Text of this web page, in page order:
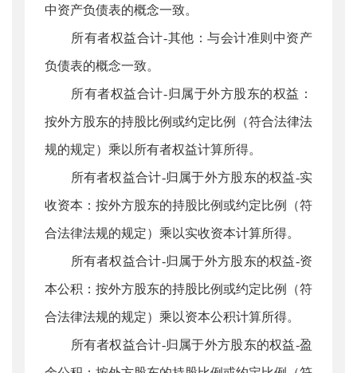
中资产负债表的概念一致。
所有者权益合计-其他：与会计准则中资产
负债表的概念一致。
所有者权益合计-归属于外方股东的权益：
按外方股东的持股比例或约定比例（符合法律法
规的规定）乘以所有者权益计算所得。
所有者权益合计-归属于外方股东的权益-实
收资本：按外方股东的持股比例或约定比例（符
合法律法规的规定）乘以实收资本计算所得。
所有者权益合计-归属于外方股东的权益-资
本公积：按外方股东的持股比例或约定比例（符
合法律法规的规定）乘以资本公积计算所得。
所有者权益合计-归属于外方股东的权益-盈